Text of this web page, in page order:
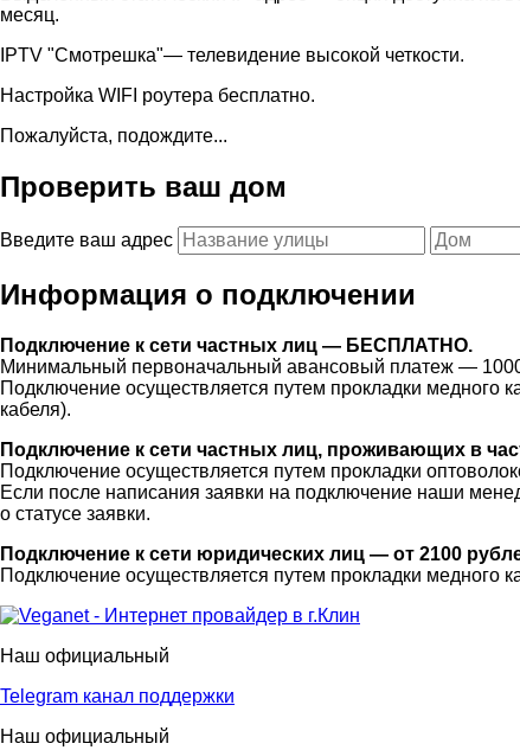
месяц.
IPTV "Смотрешка"— телевидение высокой четкости.
Настройка WIFI роутера бесплатно.
Пожалуйста, подождите...
Проверить ваш дом
Введите ваш адрес
Информация о подключении
Подключение к сети частных лиц — БЕСПЛАТНО.
Минимальный первоначальный авансовый платеж —
Подключение осуществляется путем прокладки медного
кабеля).
Подключение к сети частных лиц, проживающих в
Подключение осуществляется путем прокладки
Если после написания заявки на подключение наши
о статусе заявки.
Подключение к сети юридических лиц — от 2100
Подключение осуществляется путем прокладки медного
Наш официальный
Telegram канал поддержки
Наш официальный